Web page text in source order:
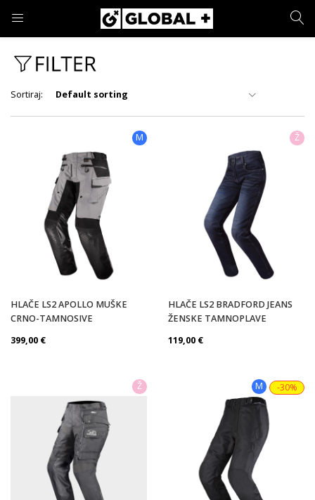
PRIJAVA
Unesite svoje korisničko ime i lozinku.
Zapamti me
Zaboravljena lozinka?
Cijena
Materijal
Spol
Stil vožnje
Sortiraj: Default sorting
M
HLAČE LS2 APOLLO MUŠKE
CRNO-TAMNOSIVE
399,00 €
Ž
HLAČE LS2 BRADFORD JEANS
ŽENSKE TAMNOPLAVE
119,00 €
Ž M -30%